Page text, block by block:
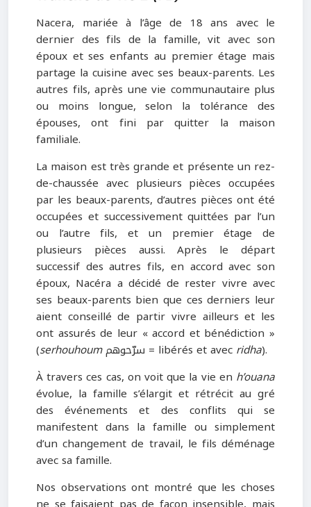
Nacera, mariée à l’âge de 18 ans avec le
dernier des fils de la famille, vit avec son
époux et ses enfants au premier étage mais
partage la cuisine avec ses beaux-parents. Les
autres fils, après une vie communautaire plus
ou moins longue, selon la tolérance des
épouses, ont fini par quitter la maison
familiale.
La maison est très grande et présente un rez-
de-chaussée avec plusieurs pièces occupées
par les beaux-parents, d’autres pièces ont été
occupées et successivement quittées par l’un
ou l’autre fils, et un premier étage de
plusieurs pièces aussi. Après le départ
successif des autres fils, en accord avec son
époux, Nacéra a décidé de rester vivre avec
ses beaux-parents bien que ces derniers leur
aient conseillé de partir vivre ailleurs et les
ont assurés de leur « accord et bénédiction »
(serhouhoum سرّحوهم = libérés et avec ridha).
À travers ces cas, on voit que la vie en h’ouana
évolue, la famille s’élargit et rétrécit au gré
des événements et des conflits qui se
manifestent dans la famille ou simplement
d’un changement de travail, le fils déménage
avec sa famille.
Nos observations ont montré que les choses